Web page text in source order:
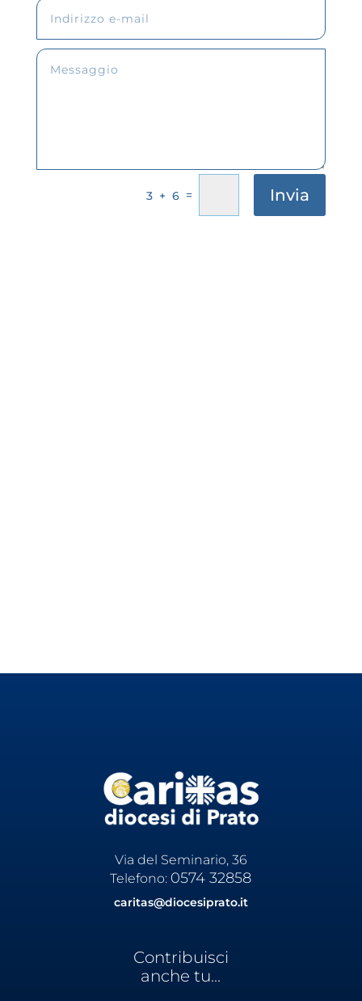
3 + 6 = Invia
Via del Seminario, 36
Telefono: 0574 32858
caritas@diocesiprato.it
Contribuisci
anche tu...